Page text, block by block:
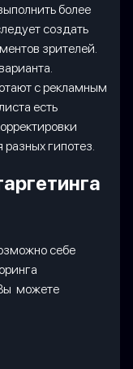
более
создать
зрителей.
с рекламным
есть
гипотез.
себе
Вы можете